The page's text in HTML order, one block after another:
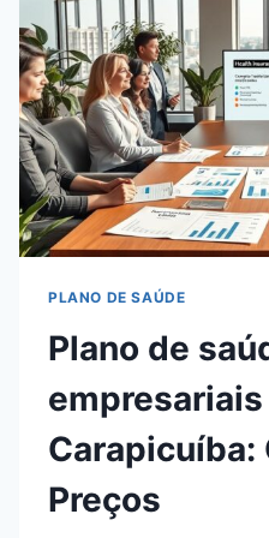
PLANO DE SAÚDE
Plano de
empresariais
Carapicuíba:
Preços